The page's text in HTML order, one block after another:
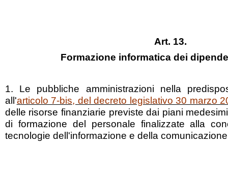
Art. 13.
Formazione informatica dei
1. Le pubbliche amministrazioni nella
all'articolo 7-bis, del decreto legislativo 30 marzo
delle risorse finanziarie previste dai piani
di formazione del personale finalizzate alla
tecnologie dell'informazione e della